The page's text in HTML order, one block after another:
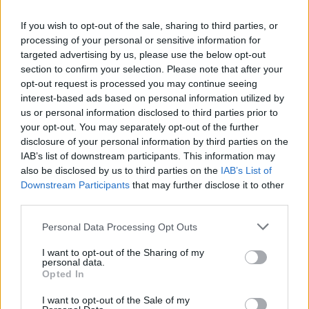
If you wish to opt-out of the sale, sharing to third parties, or
processing of your personal or sensitive information for
targeted advertising by us, please use the below opt-out
section to confirm your selection. Please note that after your
opt-out request is processed you may continue seeing
interest-based ads based on personal information utilized by
us or personal information disclosed to third parties prior to
your opt-out. You may separately opt-out of the further
disclosure of your personal information by third parties on the
IAB’s list of downstream participants. This information may
also be disclosed by us to third parties on the IAB’s List of
Downstream Participants that may further disclose it to other
Personal Data Processing Opt Outs
I want to opt-out of the Sharing of my
personal data.
Opted In
I want to opt-out of the Sale of my
11:53
Πάτρα: Παιδί 2,5 χρόνων έπεσε από μπαλκόνι - Δέντρο
του έσωσε τη ζωή
11:50
Ηράκλειο: Στο επίκεντρο έργα, Βικελαία και «έξυπνη
πόλη» στη Δημοτική Επιτροπή
11:49
Σητεία: Ο Λευτέρης Σουλτάτος και η Βάσω Λασκαράκη
συναντούν τις « Χρυσοχέρες»
ΠΕΡΙΣΣΟΤΕΡΑ